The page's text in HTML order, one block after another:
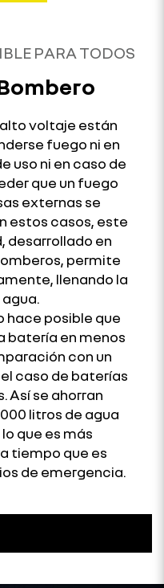
PARA TODOS
voltaje están
fuego ni en
uso ni en caso de
que un fuego
externas se
estos casos, este
desarrollado en
permite
llenando la
hace posible que
batería en menos
con un
caso de baterías
Así se ahorran
litros de agua
que es más
tiempo que es
de emergencia.